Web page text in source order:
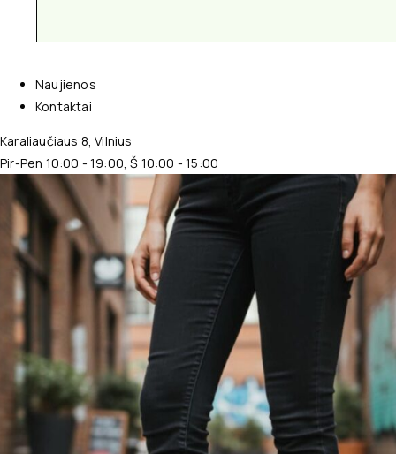
Naujienos
Kontaktai
Karaliaučiaus 8, Vilnius
Pir-Pen 10:00 - 19:00, Š 10:00 - 15:00